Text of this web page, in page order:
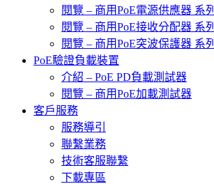
閱覽 – 商用PoE電源供應器 系列
閱覽 – 商用PoE接收分配器 系列
閱覽 – 商用PoE突波保護器 系列
PoE驗證負載裝置
介紹 – PoE PD負載測試器
閱覽 – 商用PoE加載測試器
客戶服務
服務導引
聯繫業務
技術客服聯繫
下載專區